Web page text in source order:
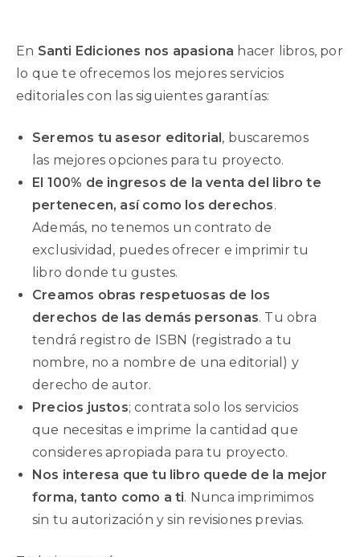
En Santi Ediciones nos apasiona hacer libros, por
lo que te ofrecemos los mejores servicios
editoriales con las siguientes garantías:
Seremos tu asesor editorial, buscaremos
las mejores opciones para tu proyecto.
El 100% de ingresos de la venta del libro te
pertenecen, así como los derechos.
Además, no tenemos un contrato de
exclusividad, puedes ofrecer e imprimir tu
libro donde tu gustes.
Creamos obras respetuosas de los
derechos de las demás personas. Tu obra
tendrá registro de ISBN (registrado a tu
nombre, no a nombre de una editorial) y
derecho de autor.
Precios justos; contrata solo los servicios
que necesitas e imprime la cantidad que
consideres apropiada para tu proyecto.
Nos interesa que tu libro quede de la mejor
forma, tanto como a ti. Nunca imprimimos
sin tu autorización y sin revisiones previas.